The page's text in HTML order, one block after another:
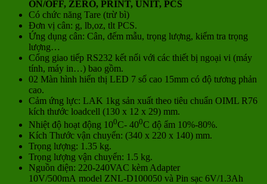
ON/OFF, ZERO, PRINT, UNIT, PCS
Có chức năng Tare (trừ bì)
Đơn vị cân: g, lb,oz, tlt PCS.
Ứng dụng cân: Cân, đếm mẫu, trọng lượng, kiểm tra trọng
lượng…
Cổng giao tiếp RS232 kết nối với các thiết bị ngoại vi (máy
tính, máy in…) bao gồm.
02 Màn hình hiển thị LED 7 số cao 15mm có độ tương phản
cao.
Cảm ứng lực: LAK 1kg sản xuất theo tiêu chuẩn OIML R76
kích thước loadcell (130 x 12 x 29) mm.
Nhiệt độ hoạt động 100C- 400C độ ẩm 10%-80%.
Kích Thước vận chuyển: (340 x 220 x 140) mm.
Trọng lượng: 1.35 kg.
Trọng lượng vận chuyển: 1.5 kg.
Nguồn điện: 220-240VAC kèm Adapter
10V/500mA model ZNL-D100050 và Pin sạc 6V/1.3Ah